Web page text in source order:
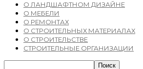
О ЛАНДШАФТНОМ ДИЗАЙНЕ
О МЕБЕЛИ
О РЕМОНТАХ
О СТРОИТЕЛЬНЫХ МАТЕРИАЛАХ
О СТРОИТЕЛЬСТВЕ
СТРОИТЕЛЬНЫЕ ОРГАНИЗАЦИИ